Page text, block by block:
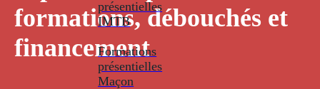
présentielles
IMTB
Formations
présentielles
Maçon
formations, débouchés et
financement